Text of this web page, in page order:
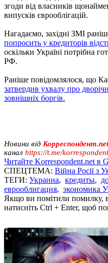
згоди від власників
випусків єврооблігацій.
Нагадаємо, західні ЗМІ
попросить у кредиторів
оскільки Україні потрібна
РФ.
Раніше повідомлялося, що
затвердив ухвалу про
зовнішніх боргів.
Новини від
канал https://t.me/
Читайте Korrespondent.net в
СПЕЦТЕМА: Війна Росії з
ТЕГИ: Украина, кредиты,
еврооблигация, экономика
Якщо ви помітили помилку,
натисніть Ctrl + Enter, щоб